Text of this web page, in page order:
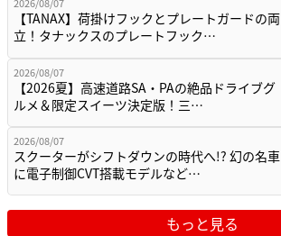
2026/08/07
【TANAX】荷掛けフックとプレートガードの両
立！タナックスのプレートフック…
2026/08/07
【2026夏】高速道路SA・PAの絶品ドライブグ
ルメ＆限定スイーツ決定版！三…
2026/08/07
スクーターがシフトダウンの時代へ!? 幻の名車
に電子制御CVT搭載モデルなど…
もっと見る